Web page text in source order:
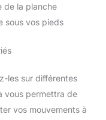
de la planche
sous vos pieds
les sur différentes
vous permettra de
vos mouvements à